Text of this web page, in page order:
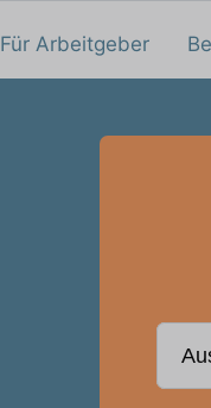
Für Arbeitgeber